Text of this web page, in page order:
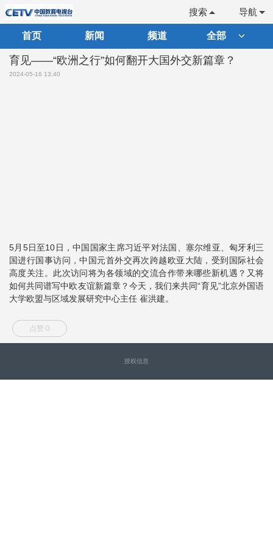
导航
搜索
首页 新闻 频道 全部
育见——“欧洲之行”如何翻开大国外交新篇章？
2024-05-16 13:40
5月5日至10日，中国国家主席习近平对法国、塞尔维亚、匈牙利三
国进行国事访问，中国元首外交再次跨越欧亚大陆，受到国际社会
高度关注。此次访问将为各领域的交流合作带来哪些新机遇？又将
如何共同谱写中欧友谊新篇章？今天，我们来共同“育见”北京外国语
大学欧盟与区域发展研究中心主任 崔洪建。
点赞 0
授权信息